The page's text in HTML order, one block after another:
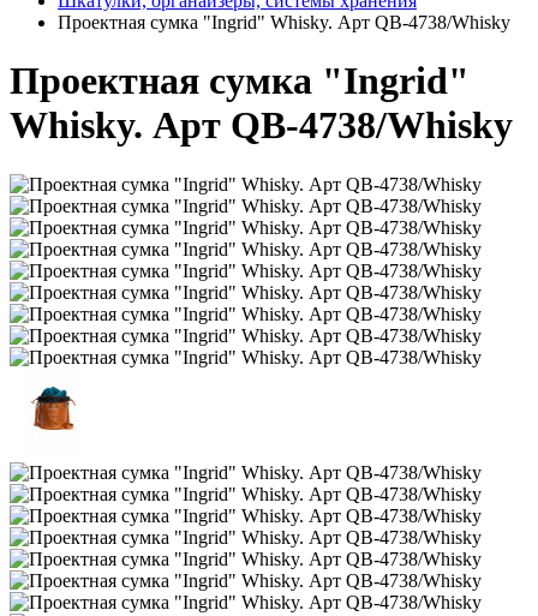
Проектная сумка "Ingrid" Whisky. Арт QB-4738/Whisky
Проектная сумка "Ingrid"
Whisky. Арт QB-4738/Whisky